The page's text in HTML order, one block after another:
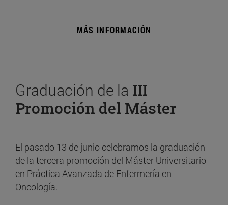
MÁS INFORMACIÓN
Graduación de la III
Promoción del Máster
El pasado 13 de junio celebramos la graduación
de la tercera promoción del Máster Universitario
en Práctica Avanzada de Enfermería en
Oncología.